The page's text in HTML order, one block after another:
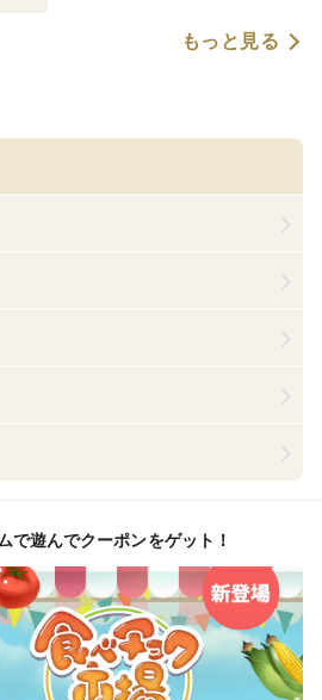
もっと見る
で遊んでクーポンをゲット！